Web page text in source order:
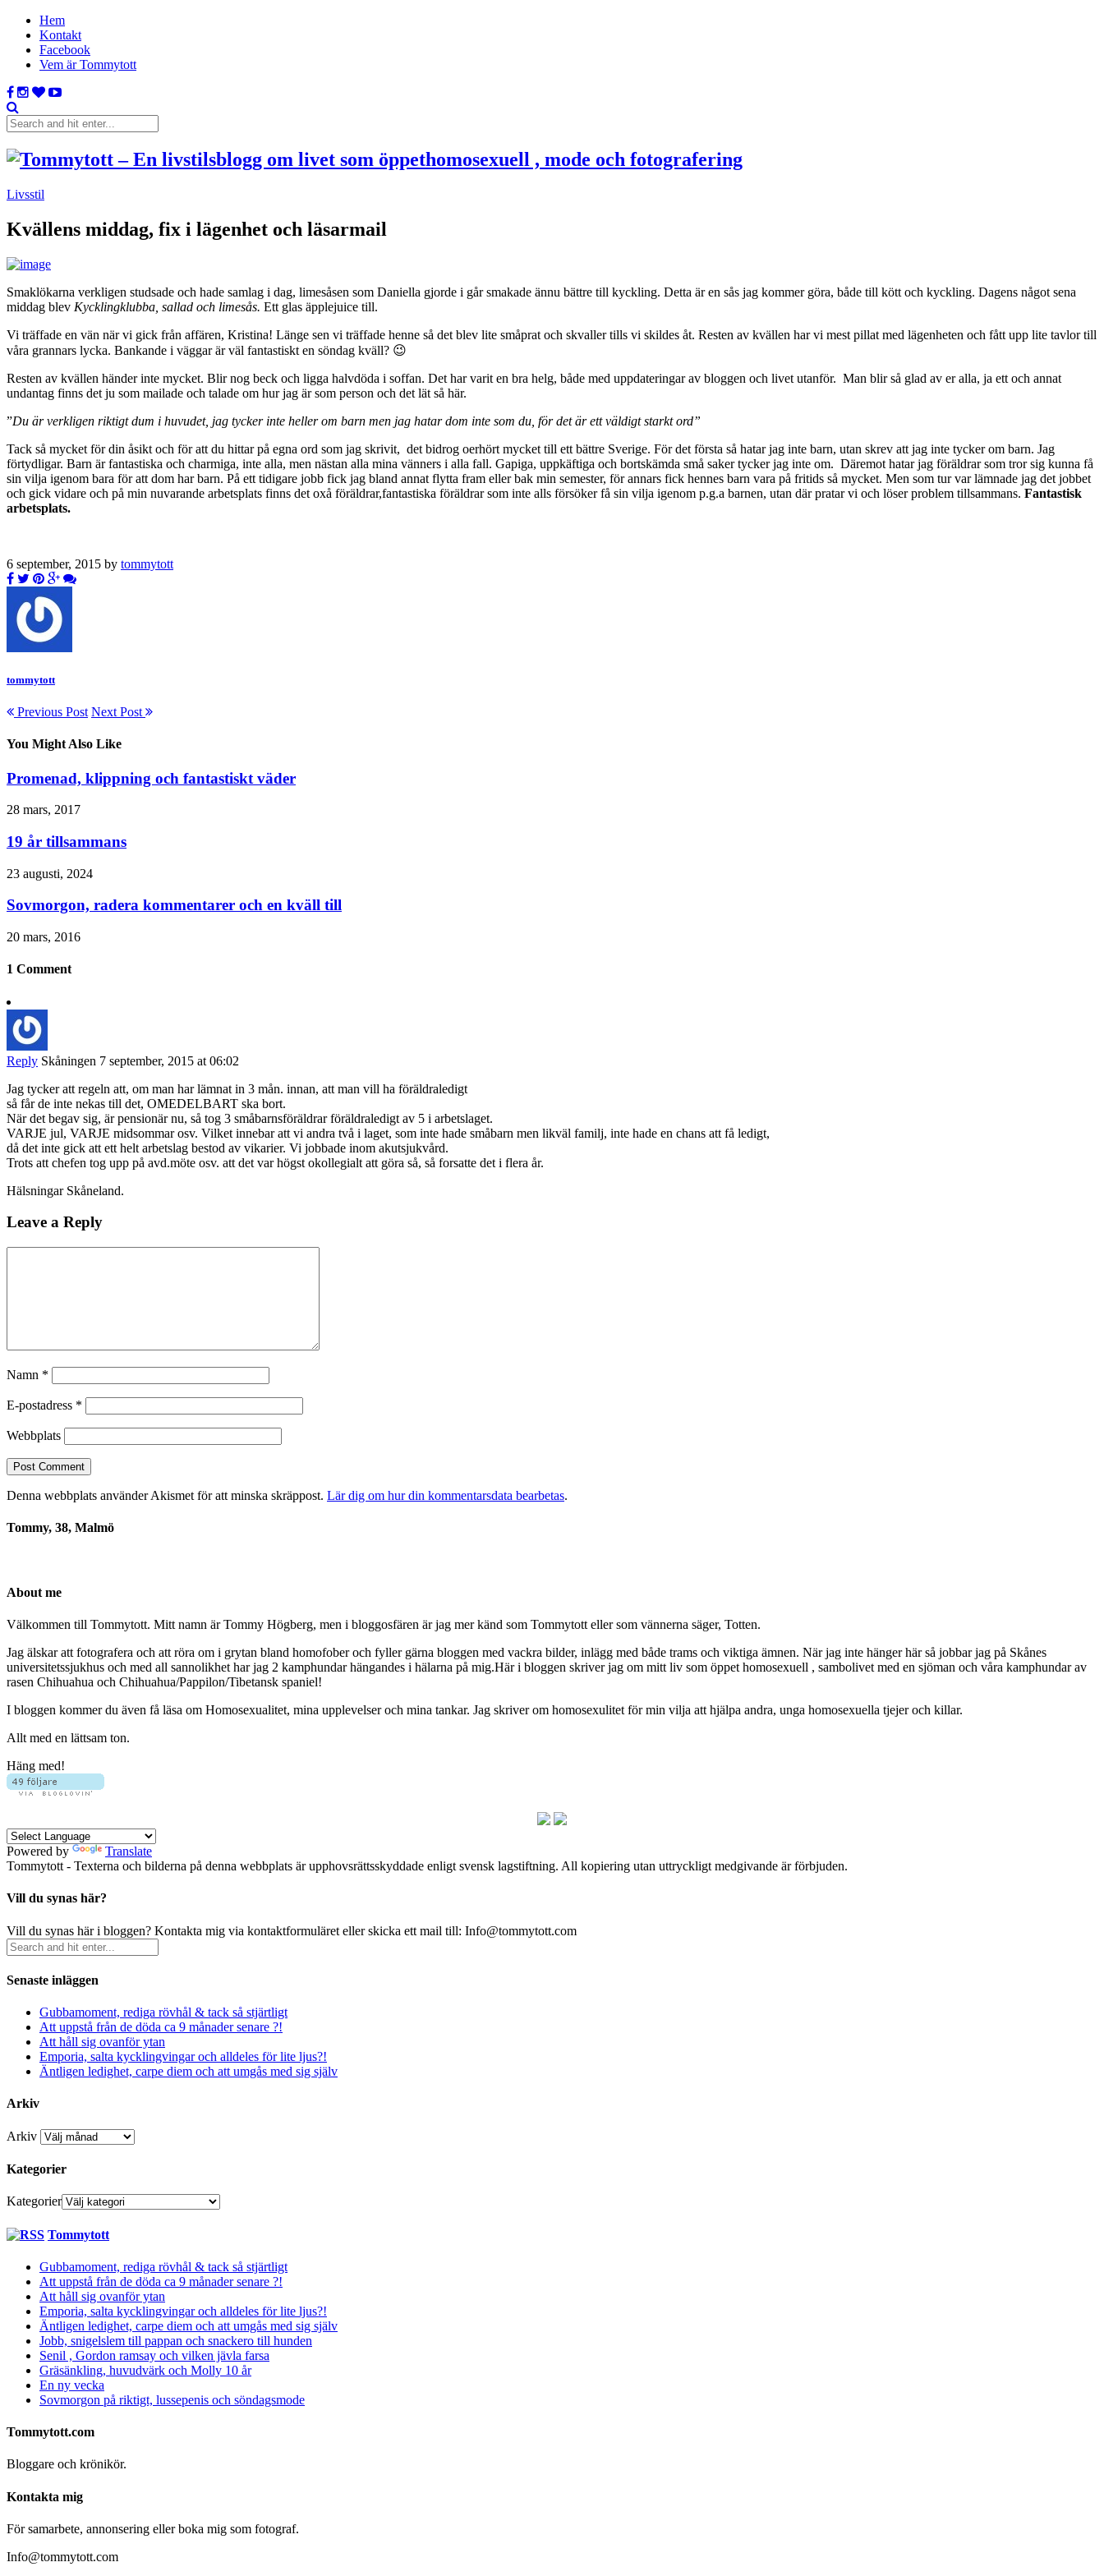
Hem
Kontakt
Facebook
Vem är Tommytott
Livsstil
Kvällens middag, fix i lägenhet och läsarmail
Smaklökarna verkligen studsade och hade samlag i dag, limesåsen som Daniella gjorde i går smakade ännu bättre till kyckling. Detta är en sås jag kommer göra, både till kött och kyckling. Dagens något sena
middag blev Kycklingklubba, sallad och limesås. Ett glas äpplejuice till.
Vi träffade en vän när vi gick från affären, Kristina! Länge sen vi träffade henne så det blev lite småprat och skvaller tills vi skildes åt. Resten av kvällen har vi mest pillat med lägenheten och fått upp lite tavlor till
våra grannars lycka. Bankande i väggar är väl fantastiskt en söndag kväll? 😉
Resten av kvällen händer inte mycket. Blir nog beck och ligga halvdöda i soffan. Det har varit en bra helg, både med uppdateringar av bloggen och livet utanför. Man blir så glad av er alla, ja ett och annat
undantag finns det ju som mailade och talade om hur jag är som person och det lät så här.
”Du är verkligen riktigt dum i huvudet, jag tycker inte heller om barn men jag hatar dom inte som du, för det är ett väldigt starkt ord”
Tack så mycket för din åsikt och för att du hittar på egna ord som jag skrivit, det bidrog oerhört mycket till ett bättre Sverige. För det första så hatar jag inte barn, utan skrev att jag inte tycker om barn. Jag
förtydligar. Barn är fantastiska och charmiga, inte alla, men nästan alla mina vänners i alla fall. Gapiga, uppkäftiga och bortskämda små saker tycker jag inte om. Däremot hatar jag föräldrar som tror sig kunna få
sin vilja igenom bara för att dom har barn. På ett tidigare jobb fick jag bland annat flytta fram eller bak min semester, för annars fick hennes barn vara på fritids så mycket. Men som tur var lämnade jag det jobbet
och gick vidare och på min nuvarande arbetsplats finns det oxå föräldrar,fantastiska föräldrar som inte alls försöker få sin vilja igenom p.g.a barnen, utan där pratar vi och löser problem tillsammans. Fantastisk
arbetsplats.
6 september, 2015 by tommytott
tommytott
Previous Post Next Post
You Might Also Like
Promenad, klippning och fantastiskt väder
28 mars, 2017
19 år tillsammans
23 augusti, 2024
Sovmorgon, radera kommentarer och en kväll till
20 mars, 2016
1 Comment
Reply Skåningen 7 september, 2015 at 06:02
Jag tycker att regeln att, om man har lämnat in 3 mån. innan, att man vill ha föräldraledigt
så får de inte nekas till det, OMEDELBART ska bort.
När det begav sig, är pensionär nu, så tog 3 småbarnsföräldrar föräldraledigt av 5 i arbetslaget.
VARJE jul, VARJE midsommar osv. Vilket innebar att vi andra två i laget, som inte hade småbarn men likväl familj, inte hade en chans att få ledigt,
då det inte gick att ett helt arbetslag bestod av vikarier. Vi jobbade inom akutsjukvård.
Trots att chefen tog upp på avd.möte osv. att det var högst okollegialt att göra så, så forsatte det i flera år.
Hälsningar Skåneland.
Leave a Reply
Namn *
E-postadress *
Webbplats
Denna webbplats använder Akismet för att minska skräppost. Lär dig om hur din kommentarsdata bearbetas.
Tommy, 38, Malmö
About me
Välkommen till Tommytott. Mitt namn är Tommy Högberg, men i bloggosfären är jag mer känd som Tommytott eller som vännerna säger, Totten.
Jag älskar att fotografera och att röra om i grytan bland homofober och fyller gärna bloggen med vackra bilder, inlägg med både trams och viktiga ämnen. När jag inte hänger här så jobbar jag på Skånes
universitetssjukhus och med all sannolikhet har jag 2 kamphundar hängandes i hälarna på mig.Här i bloggen skriver jag om mitt liv som öppet homosexuell , sambolivet med en sjöman och våra kamphundar av
rasen Chihuahua och Chihuahua/Pappilon/Tibetansk spaniel!
I bloggen kommer du även få läsa om Homosexualitet, mina upplevelser och mina tankar. Jag skriver om homosexulitet för min vilja att hjälpa andra, unga homosexuella tjejer och killar.
Allt med en lättsam ton.
Häng med!
Powered by
Translate
Tommytott - Texterna och bilderna på denna webbplats är upphovsrättsskyddade enligt svensk lagstiftning. All kopiering utan uttryckligt medgivande är förbjuden.
Vill du synas här?
Vill du synas här i bloggen? Kontakta mig via kontaktformuläret eller skicka ett mail till: Info@tommytott.com
Senaste inläggen
Gubbamoment, rediga rövhål & tack så stjärtligt
Att uppstå från de döda ca 9 månader senare ?!
Att håll sig ovanför ytan
Emporia, salta kycklingvingar och alldeles för lite ljus?!
Äntligen ledighet, carpe diem och att umgås med sig själv
Arkiv
Arkiv
Kategorier
Kategorier
Tommytott
Gubbamoment, rediga rövhål & tack så stjärtligt
Att uppstå från de döda ca 9 månader senare ?!
Att håll sig ovanför ytan
Emporia, salta kycklingvingar och alldeles för lite ljus?!
Äntligen ledighet, carpe diem och att umgås med sig själv
Jobb, snigelslem till pappan och snackero till hunden
Senil , Gordon ramsay och vilken jävla farsa
Gräsänkling, huvudvärk och Molly 10 år
En ny vecka
Sovmorgon på riktigt, lussepenis och söndagsmode
Tommytott.com
Bloggare och krönikör.
Kontakta mig
För samarbete, annonsering eller boka mig som fotograf.
Info@tommytott.com